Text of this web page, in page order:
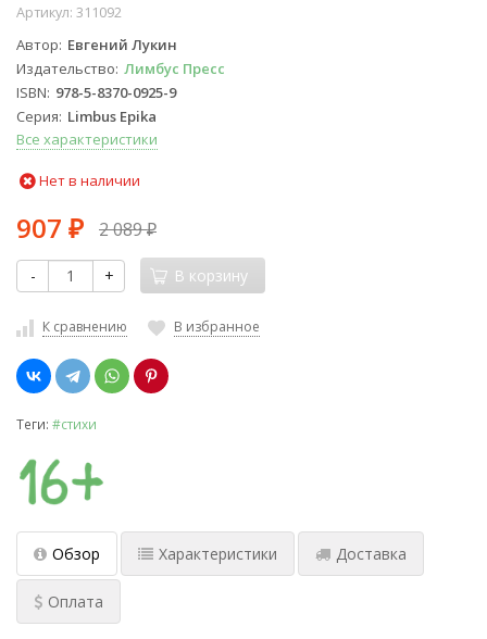
Артикул: 311092
Автор Евгений Лукин
Издательство Лимбус Пресс
ISBN 978-5-8370-0925-9
Серия Limbus Epika
Все характеристики
Нет в наличии
907 ₽ 2 089₽
- + В корзину
К сравнению В избранное
Теги: #стихи
Обзор Характеристики Доставка
Оплата